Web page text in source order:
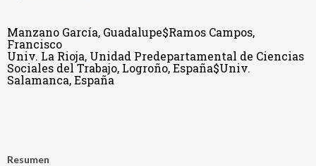
Manzano García, Guadalupe$Ramos Campos,
Francisco
Univ. La Rioja, Unidad Predepartamental de Ciencias
Sociales del Trabajo, Logroño, España$Univ.
Salamanca, España
Resumen